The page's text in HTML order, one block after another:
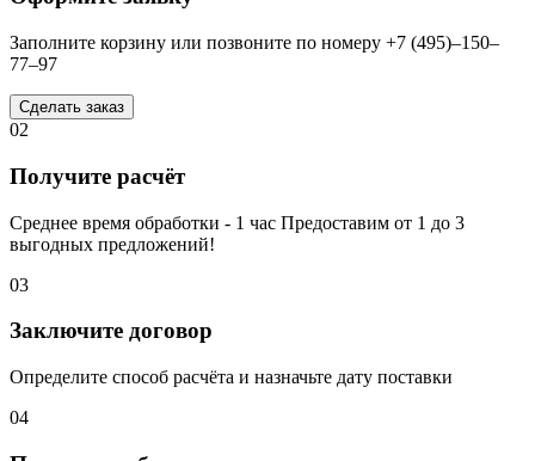
Заполните корзину или позвоните по номеру +7 (495)–150–
77–97
Сделать заказ
02
Получите расчёт
Среднее время обработки - 1 час Предоставим от 1 до 3
выгодных предложений!
03
Заключите договор
Определите способ расчёта и назначьте дату поставки
04